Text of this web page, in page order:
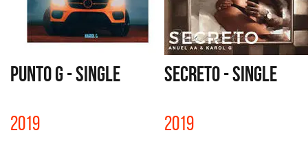
PUNTO G - SINGLE
2019
SECRETO - SINGLE
2019